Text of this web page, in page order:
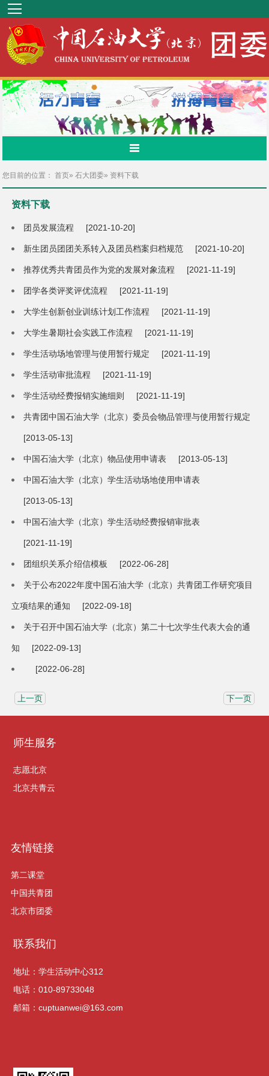
您目前的位置：首页»石大团委» 资料下载
资料下载
团员发展流程 [2021-10-20]
新生团员团团关系转入及团员档案归档规范 [2021-10-20]
推荐优秀共青团员作为党的发展对象流程 [2021-11-19]
团学各类评奖评优流程 [2021-11-19]
大学生创新创业训练计划工作流程 [2021-11-19]
大学生暑期社会实践工作流程 [2021-11-19]
学生活动场地管理与使用暂行规定 [2021-11-19]
学生活动审批流程 [2021-11-19]
学生活动经费报销实施细则 [2021-11-19]
共青团中国石油大学（北京）委员会物品管理与使用暂行规定
[2013-05-13]
中国石油大学（北京）物品使用申请表 [2013-05-13]
中国石油大学（北京）学生活动场地使用申请表
[2013-05-13]
中国石油大学（北京）学生活动经费报销审批表
[2021-11-19]
团组织关系介绍信模板 [2022-06-28]
关于公布2022年度中国石油大学（北京）共青团工作研究项目
立项结果的通知 [2022-09-18]
关于召开中国石油大学（北京）第二十七次学生代表大会的通
知 [2022-09-13]
[2022-06-28]
上一页 下一页
师生服务
志愿北京
北京共青云
友情链接
第二课堂
中国共青团
北京市团委
联系我们
地址：学生活动中心312
电话：010-89733048
邮箱：cuptuanwei@163.com